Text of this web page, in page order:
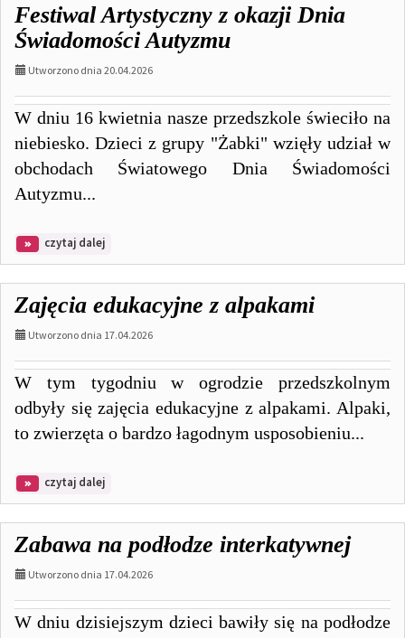
PIGCASSO
Festiwal Artystyczny z okazji Dnia
Świadomości Autyzmu
Utworzono dnia 20.04.2026
W dniu 16 kwietnia nasze przedszkole świeciło na
niebiesko. Dzieci z grupy "Żabki" wzięły udział w
obchodach Światowego Dnia Świadomości
Autyzmu...
czytaj dalej
z
Dnia
Autyzmu
Zajęcia edukacyjne z alpakami
Utworzono dnia 17.04.2026
W tym tygodniu w ogrodzie przedszkolnym
odbyły się zajęcia edukacyjne z alpakami. Alpaki,
to zwierzęta o bardzo łagodnym usposobieniu...
czytaj dalej
z
alpakami
Zabawa na podłodze interkatywnej
Utworzono dnia 17.04.2026
W dniu dzisiejszym dzieci bawiły się na podłodze